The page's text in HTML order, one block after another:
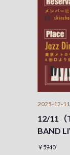
12/11（
BAND
2025-12-11
￥5940